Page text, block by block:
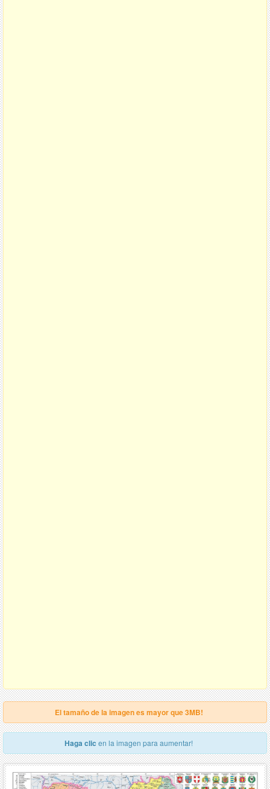
El tamaño de la imagen es mayor que 3MB!
Haga clic en la imagen para aumentar!